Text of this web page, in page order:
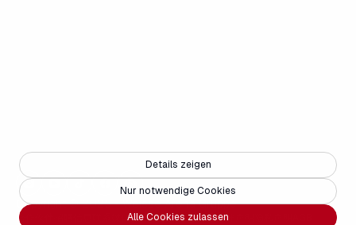
Alle Cookies zulassen
Nur notwendige Cookies
Details zeigen
Copyright © 2025 - Weisse Arena Gruppe
合作伙伴 媒体无障碍设施常见问题法律声明